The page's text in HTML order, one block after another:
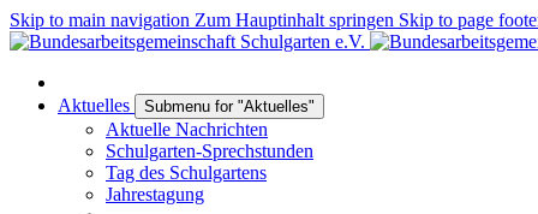
Skip to main navigation Zum Hauptinhalt springen Skip to page
Aktuelles Submenu for "Aktuelles"
Aktuelle Nachrichten
Schulgarten-Sprechstunden
Tag des Schulgartens
Jahrestagung